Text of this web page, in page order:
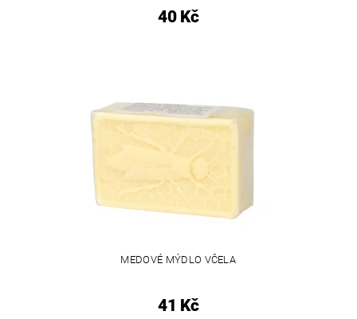
40 Kč
MEDOVÉ MÝDLO VČELA
41 Kč